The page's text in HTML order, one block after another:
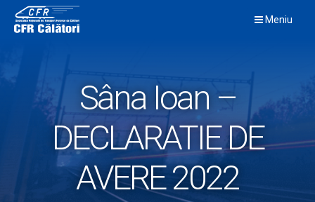
content
Meniu
Sâna Ioan –
DECLARATIE DE
AVERE 2022